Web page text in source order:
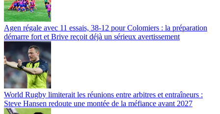
Agen régale avec 11 essais, 38-12 pour Colomiers : la préparation
démarre fort et Brive reçoit déjà un sérieux avertissement
World Rugby limiterait les réunions entre arbitres et entraîneurs :
Steve Hansen redoute une montée de la méfiance avant 2027